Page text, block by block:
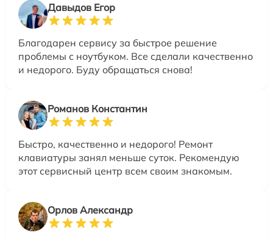
Давыдов Егор
Благодарен сервису за быстрое решение
проблемы с ноутбуком. Все сделали качественно
и недорого. Буду обращаться снова!
Романов Константин
Быстро, качественно и недорого! Ремонт
клавиатуры занял меньше суток. Рекомендую
этот сервисный центр всем своим знакомым.
Орлов Александр